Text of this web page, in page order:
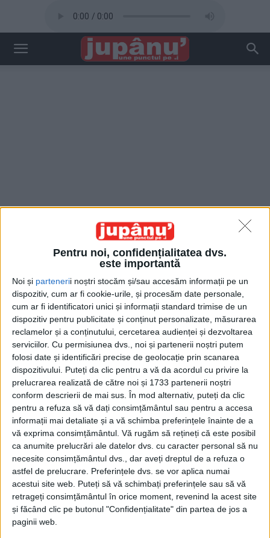
Pentru noi, confidențialitatea dvs.
este importantă
Noi și partenerii noștri stocăm și/sau accesăm informații pe un
dispozitiv, cum ar fi cookie-urile, și procesăm date personale,
cum ar fi identificatori unici și informații standard trimise de un
dispozitiv pentru publicitate și conținut personalizate, măsurarea
reclamelor și a conținutului, cercetarea audienței și dezvoltarea
serviciilor. Cu permisiunea dvs., noi și partenerii noștri putem
folosi date și identificări precise de geolocație prin scanarea
dispozitivului. Puteți da clic pentru a vă da acordul cu privire la
prelucrarea realizată de către noi și 1733 partenerii noștri
conform descrierii de mai sus. În mod alternativ, puteți da clic
pentru a refuza să vă dați consimțământul sau pentru a accesa
informații mai detaliate și a vă schimba preferințele înainte de a
vă exprima consimțământul. Vă rugăm să rețineți că este posibil
ca anumite prelucrări ale datelor dvs. cu caracter personal să nu
necesite consimțământul dvs., dar aveți dreptul de a refuza o
astfel de prelucrare. Preferințele dvs. se vor aplica numai
acestui site web. Puteți să vă schimbați preferințele sau să vă
retrageți consimțământul în orice moment, revenind la acest site
și făcând clic pe butonul "Confidențialitate" din partea de jos a
paginii web.
Acasă Etichete SRL
Etichetă: SRL
Aripioară, nu copan, că-i scump!
Doru Popovici - 7 iulie 2022
Licitația de la țară
Jupanu - 24 aprilie 2022